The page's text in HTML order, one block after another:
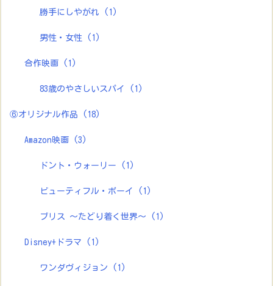
勝手にしやがれ (1)
男性・女性 (1)
合作映画 (1)
83歳のやさしいスパイ (1)
⑥オリジナル作品 (18)
Amazon映画 (3)
ドント・ウォーリー (1)
ビューティフル・ボーイ (1)
ブリス ～たどり着く世界～ (1)
Disney+ドラマ (1)
ワンダヴィジョン (1)